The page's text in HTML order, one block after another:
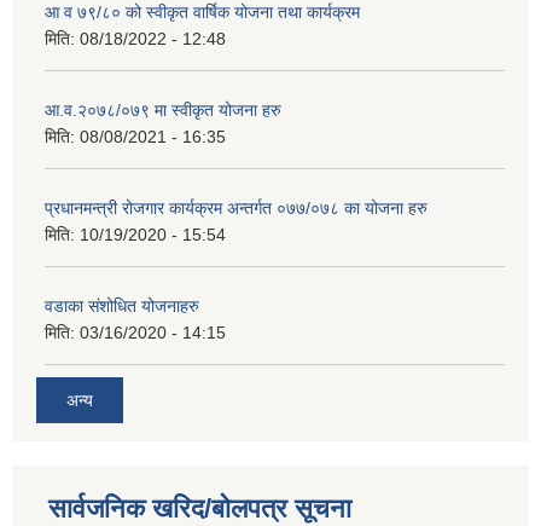
आ व ७९/८० को स्वीकृत वार्षिक योजना तथा कार्यक्रम
मिति: 08/18/2022 - 12:48
आ.व.२०७८/०७९ मा स्वीकृत योजना हरु
मिति: 08/08/2021 - 16:35
प्रधानमन्त्री रोजगार कार्यक्रम अन्तर्गत ०७७/०७८ का योजना हरु
मिति: 10/19/2020 - 15:54
वडाका संशोधित योजनाहरु
मिति: 03/16/2020 - 14:15
अन्य
सार्वजनिक खरिद/बोलपत्र सूचना